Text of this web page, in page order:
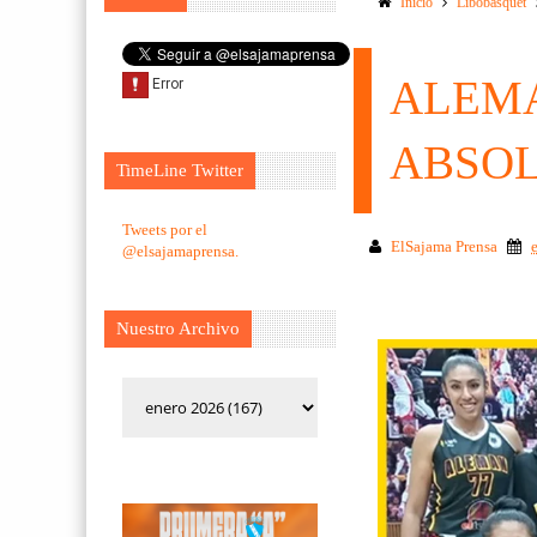
TimeLine Twitter
Tweets por el
@elsajamaprensa.
Nuestro Archivo
ElSajama Prensa